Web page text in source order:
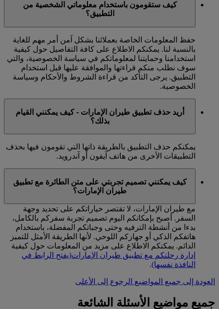
كيف ستقومون باستخدام معلوماتي الشخصية من
التطبيق؟
حفظ المعلومات الخاصة بعملائنا بشكل آمن أمر مهم للغاية
بالنسبة لنا. يمكنكم الاطلاع على كافة التفاصيل حول كيفية
استخدامنا وحمايتنا لمعلوماتكم في سياسة الخصوصية، والتي
سوف نطلب منكم قراءتها والموافقة عليها قبل استخدام
التطبيق. يرجى التأكد من قراءة الشروط والأحكام وسياسة
الخصوصية.
أريد حذف تطبيق طيران الإمارات - كيف يمكنني القيام
بذلك؟
يمكنكم حذف التطبيق بالطريقة ذاتها التي تقومون فيها بحذف
التطبيقات الأخرى من هاتف آيفون أو آندرويد.
كيف يمكنني تصميم تجربتي على متن الطائرة مع تطبيق
طيران الإمارات؟
مع طيران الإمارات، لا تقتصر خياراتكم على تحديد وجهة
السفر. أصبح بإمكانكم اليوم تصميم تجربة سفركم بالكامل،
بدءا من أنشطة الترفيه وحتى وجباتكم المفضلة، باستخدام
هاتفكم الذكي أو جهازكم اللوحي. لأنها الطريقة الأمثل للتميز
الدائم. يمكنكم الاطلاع على مزيد من المعلومات حول كيفية
إدارة رحلتكم مع تطبيق طيران الإمارات(يفتح الرابط في
النافذة نفسها).
العودة إلى جميع المواضيع الرجوع إلى الأعلى
جميع مواضيع الأسئلة الشائعة